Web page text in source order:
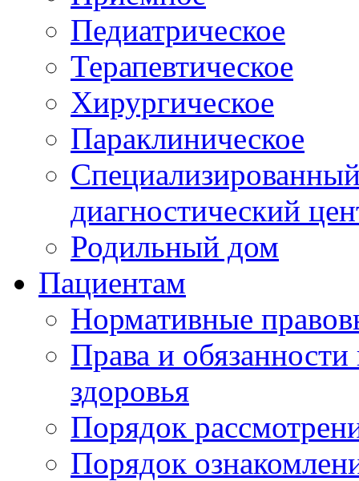
Педиатрическое
Терапевтическое
Хирургическое
Параклиническое
диагностический
Родильный дом
Пациентам
Нормативные
Права и
здоровья
Порядок
Порядок